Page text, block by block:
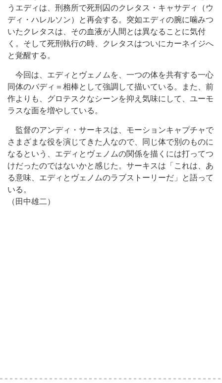
うエディは、刑務所で死刑囚のクレタス・キャサディ（ウ
ディ・ハレルソン）と再会する。突如エディの腕に噛みつ
いたクレタスは、その血液が人間とは異なることに気付
く。そして死刑執行の時、クレタスはついにカーネイジへ
と覚醒する。
今回は、エディとヴェノムを、一つの体を共有する一心
同体のバディ＝相棒として強調して描いている。また、前
作よりも、グロテスクなシーンを抑え気味にして、ユーモ
ラスな面を増やしている。
監督のアンディ・サーキスは、モーションキャプチャで
さまざまな役を演じてきた人なので、同じ体で別のものに
なるという、エディとヴェノムの関係を描くには打ってつ
けだったのではないかと感じた。サーキスは「これは、あ
る意味、エディとヴェノムのラブストーリーだ」と語って
いる。
（田中雄二）